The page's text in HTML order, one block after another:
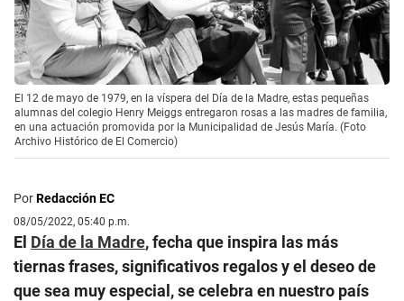
El 12 de mayo de 1979, en la víspera del Día de la Madre, estas pequeñas
alumnas del colegio Henry Meiggs entregaron rosas a las madres de familia,
en una actuación promovida por la Municipalidad de Jesús María. (Foto
Archivo Histórico de El Comercio)
PorRedacción EC
08/05/2022, 05:40 p.m.
El Día de la Madre, fecha que inspira las más
tiernas frases, significativos regalos y el deseo de
que sea muy especial, se celebra en nuestro país